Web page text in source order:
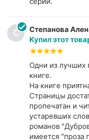
прочитав это
такое
С
Степанова
Купил этот
Одни из лучших
книге.
На книге
Страницы
пропечатан и
устаревших
романов
имеется "проза